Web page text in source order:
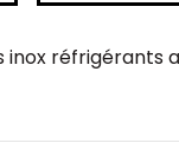
réfrigérants